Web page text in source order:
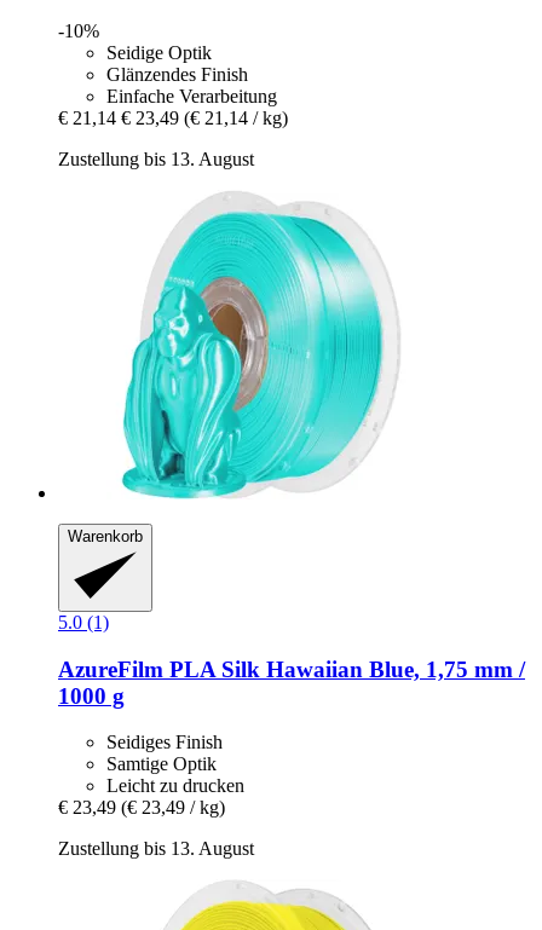
-10%
Seidige Optik
Glänzendes Finish
Einfache Verarbeitung
€ 21,14 € 23,49 (€ 21,14 / kg)
Zustellung bis 13. August
Warenkorb
5.0 (1)
AzureFilm PLA Silk Hawaiian Blue, 1,75 mm /
1000 g
Seidiges Finish
Samtige Optik
Leicht zu drucken
€ 23,49 (€ 23,49 / kg)
Zustellung bis 13. August